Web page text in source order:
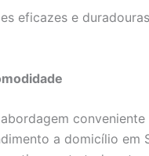
eficazes e
a domicílio em